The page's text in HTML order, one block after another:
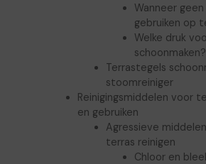
Wanneer
gebruiken op
Welke druk
schoonmaken?
Terrastegels
stoomreiniger
Reinigingsmiddelen voor
en gebruiken
Agressieve
terras reinigen
Chloor en